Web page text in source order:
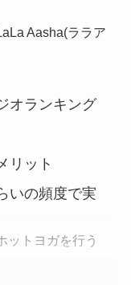
Aasha(ララア
オランキング
リット
いの頻度で実
ットヨガを行う